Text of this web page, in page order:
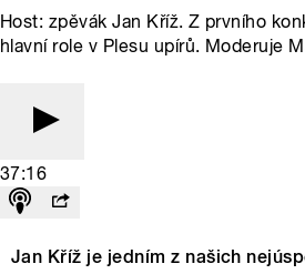
Host: zpěvák Jan Kříž. Z prvního
hlavní role v Plesu upírů. Moderuje
37:16
Jan Kříž je jedním z našich